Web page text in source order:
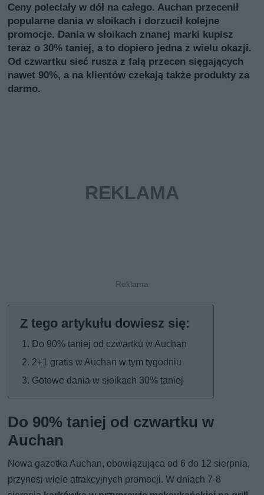
Ceny poleciały w dół na całego. Auchan przecenił
popularne dania w słoikach i dorzucił kolejne
promocje. Dania w słoikach znanej marki kupisz
teraz o 30% taniej, a to dopiero jedna z wielu okazji.
Od czwartku sieć rusza z falą przecen sięgających
nawet 90%, a na klientów czekają także produkty za
darmo.
Do 90% taniej od czwartku w Auchan
2+1 gratis w Auchan w tym tygodniu
Gotowe dania w słoikach 30% taniej
Do 90% taniej od czwartku w
Auchan
Nowa gazetka Auchan, obowiązująca od 6 do 12 sierpnia,
przynosi wiele atrakcyjnych promocji. W dniach 7-8